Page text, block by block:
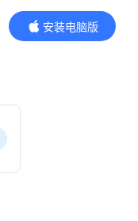
安装电脑版
内容更精彩